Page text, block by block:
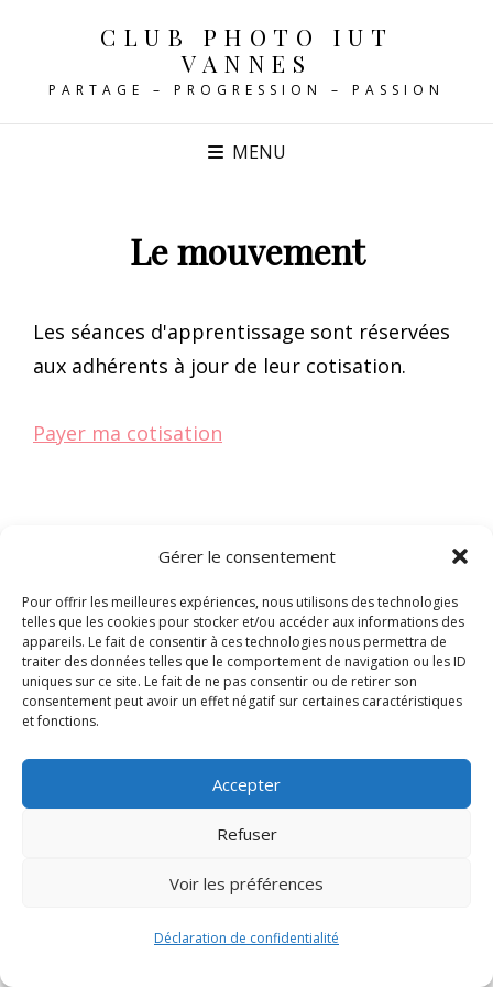
Gérer le consentement
Pour offrir les meilleures expériences, nous utilisons des technologies
telles que les cookies pour stocker et/ou accéder aux informations des
appareils. Le fait de consentir à ces technologies nous permettra de
traiter des données telles que le comportement de navigation ou les ID
uniques sur ce site. Le fait de ne pas consentir ou de retirer son
consentement peut avoir un effet négatif sur certaines caractéristiques
et fonctions.
Accepter
Refuser
Voir les préférences
Déclaration de confidentialité
CLUB PHOTO IUT
VANNES
PARTAGE – PROGRESSION – PASSION
MENU
Le mouvement
Les séances d'apprentissage sont réservées
aux adhérents à jour de leur cotisation.
Payer ma cotisation
Signify-Child By Club Photo IUT Vannes @2024